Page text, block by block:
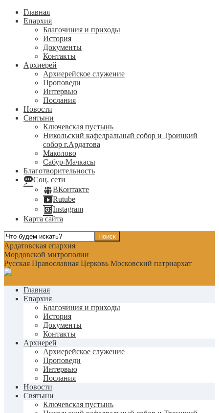
Главная
Епархия
Благочиния и приходы
История
Документы
Контакты
Архиерей
Архиерейское служение
Проповеди
Интервью
Послания
Новости
Святыни
Ключевская пустынь
Никольский кафедральный собор и Троицкий
собор г.Ардатова
Маколово
Сабур-Мачкасы
Благотворительность
Соц. сети
ВКонтакте
Rutube
Instagram
Карта сайта
Ардатовская епархия
Мордовской митрополии
Русская Православная Церковь Московский патриархат
Главная
Епархия
Благочиния и приходы
История
Документы
Контакты
Архиерей
Архиерейское служение
Проповеди
Интервью
Послания
Новости
Святыни
Ключевская пустынь